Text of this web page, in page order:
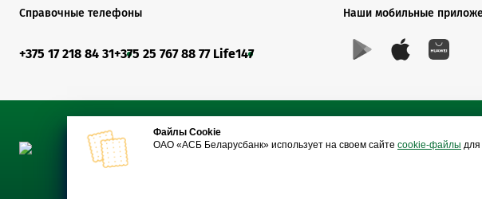
Справочные телефоны
+375 17 218 84 31+375 25 767 88 77 Life147
Наши мобильные
Файлы Cookie
ОАО «АСБ Беларусбанк» использует на своем сайте cookie-файлы для